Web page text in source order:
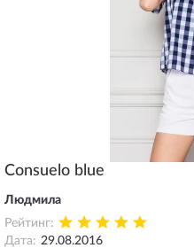
Consuelo blue
Людмила
Рейтинг:
Дата: 29.08.2016